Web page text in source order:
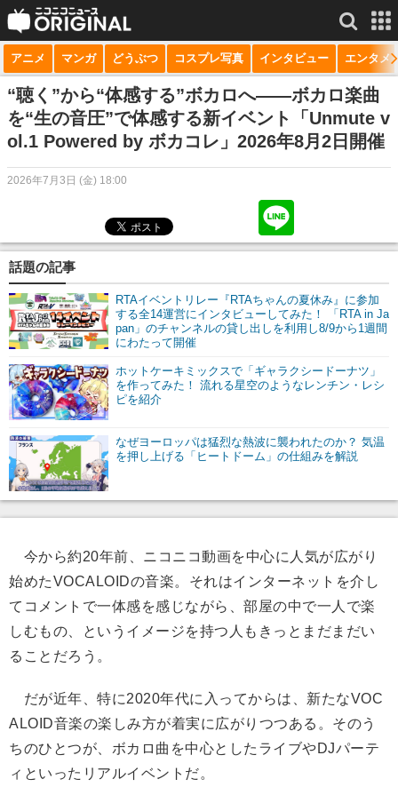
サービス一覧 もっと見る
niconico
動画
生放送
マンガ
ニコニコQ
アニメ マンガ どうぶつ コスプレ写真 インタビュー エンタメ
“聴く”から“体感する”ボカロへ――ボカロ楽曲
を“生の音圧”で体感する新イベント「Unmute v
ol.1 Powered by ボカコレ」2026年8月2日開催
2026年7月3日 (金) 18:00
話題の記事
RTAイベントリレー『RTAちゃんの夏休み』に参加
する全14運営にインタビューしてみた！ 「RTA in Ja
pan」のチャンネルの貸し出しを利用し8/9から1週間
にわたって開催
ホットケーキミックスで「ギャラクシードーナツ」
を作ってみた！ 流れる星空のようなレンチン・レシ
ピを紹介
なぜヨーロッパは猛烈な熱波に襲われたのか？ 気温
を押し上げる「ヒートドーム」の仕組みを解説
今から約20年前、ニコニコ動画を中心に人気が広がり
始めたVOCALOIDの音楽。それはインターネットを介し
てコメントで一体感を感じながら、部屋の中で一人で楽
しむもの、というイメージを持つ人もきっとまだまだい
ることだろう。
だが近年、特に2020年代に入ってからは、新たなVOC
ALOID音楽の楽しみ方が着実に広がりつつある。そのう
ちのひとつが、ボカロ曲を中心としたライブやDJパーテ
ィといったリアルイベントだ。